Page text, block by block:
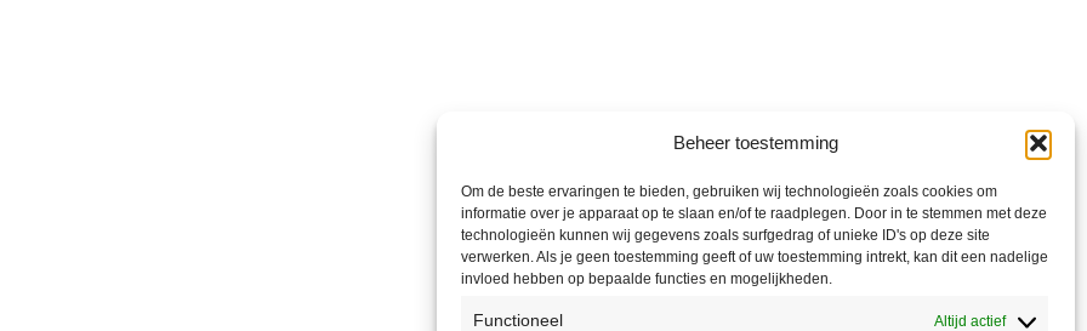
Beheer toestemming
Om de beste ervaringen te bieden, gebruiken wij technologieën zoals cookies om
informatie over je apparaat op te slaan en/of te raadplegen. Door in te stemmen met deze
technologieën kunnen wij gegevens zoals surfgedrag of unieke ID's op deze site
verwerken. Als je geen toestemming geeft of uw toestemming intrekt, kan dit een nadelige
invloed hebben op bepaalde functies en mogelijkheden.
Functioneel Altijd actief